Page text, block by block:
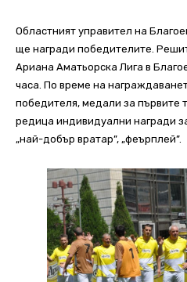
Областният управител на
ще награди победителите.
Ариана Аматьорска Лига в
часа. По време на
победителя, медали за първите
редица индивидуални награди
„най-добър вратар”, „феърплей”.